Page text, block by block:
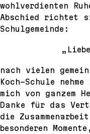
wohlverdienten
Abschied richtet
Schulgemeinde:
nach vielen
Koch-Schule
mich von ganzem
Danke für das
die
besonderen